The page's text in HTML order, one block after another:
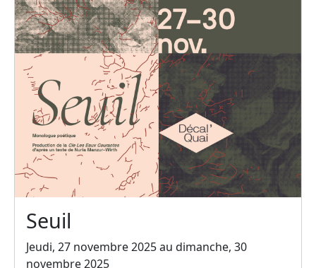
Seuil
Jeudi, 27 novembre 2025 au dimanche, 30
novembre 2025